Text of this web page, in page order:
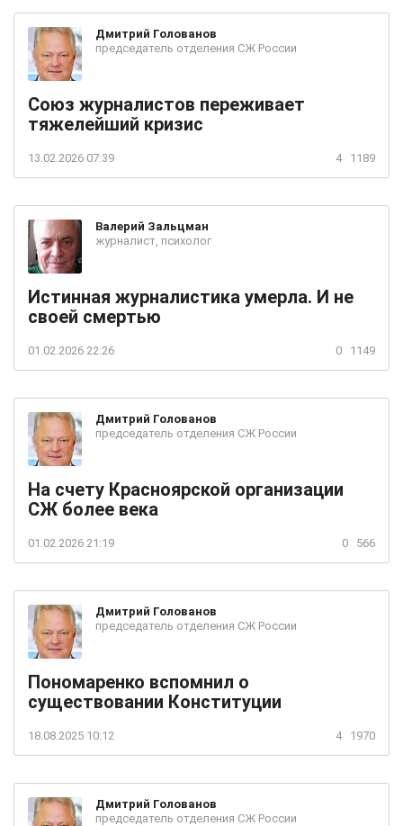
Дмитрий Голованов
председатель отделения СЖ России
Союз журналистов переживает
тяжелейший кризис
13.02.2026 07:39 4 1189
Валерий Зальцман
журналист, психолог
Истинная журналистика умерла. И не
своей смертью
01.02.2026 22:26 0 1149
Дмитрий Голованов
председатель отделения СЖ России
На счету Красноярской организации
СЖ более века
01.02.2026 21:19 0 566
Дмитрий Голованов
председатель отделения СЖ России
Пономаренко вспомнил о
существовании Конституции
18.08.2025 10:12 4 1970
Дмитрий Голованов
председатель отделения СЖ России